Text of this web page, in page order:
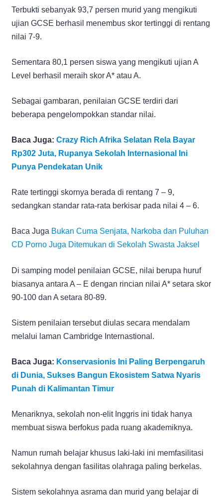
Terbukti sebanyak 93,7 persen murid yang mengikuti
ujian GCSE berhasil menembus skor tertinggi di rentang
nilai 7-9.
Sementara 80,1 persen siswa yang mengikuti ujian A
Level berhasil meraih skor A* atau A.
Sebagai gambaran, penilaian GCSE terdiri dari
beberapa pengelompokkan standar nilai.
Baca Juga: Crazy Rich Afrika Selatan Rela Bayar
Rp302 Juta, Rupanya Sekolah Internasional Ini
Punya Pendekatan Unik
Rate tertinggi skornya berada di rentang 7 – 9,
sedangkan standar rata-rata berkisar pada nilai 4 – 6.
Baca Juga Bukan Cuma Senjata, Narkoba dan Puluhan
CD Porno Juga Ditemukan di Sekolah Swasta Jaksel
Di samping model penilaian GCSE, nilai berupa huruf
biasanya antara A – E dengan rincian nilai A* setara skor
90-100 dan A setara 80-89.
Sistem penilaian tersebut diulas secara mendalam
melalui laman Cambridge Internastional.
Baca Juga: Konservasionis Ini Paling Berpengaruh
di Dunia, Sukses Bangun Ekosistem Satwa Nyaris
Punah di Kalimantan Timur
Menariknya, sekolah non-elit Inggris ini tidak hanya
membuat siswa berfokus pada ruang akademiknya.
Namun rumah belajar khusus laki-laki ini memfasilitasi
sekolahnya dengan fasilitas olahraga paling berkelas.
Sistem sekolahnya asrama dan murid yang belajar di